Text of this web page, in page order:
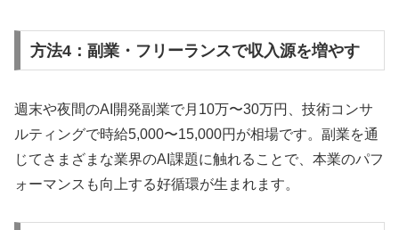
方法4：副業・フリーランスで収入源を増やす
週末や夜間のAI開発副業で月10万〜30万円、技術コンサ
ルティングで時給5,000〜15,000円が相場です。副業を通
じてさまざまな業界のAI課題に触れることで、本業のパフ
ォーマンスも向上する好循環が生まれます。